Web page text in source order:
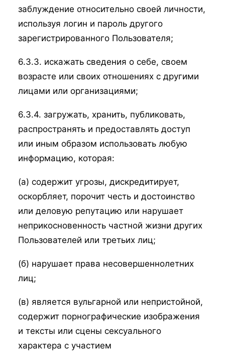
заблуждение относительно своей личности,
используя логин и пароль другого
зарегистрированного Пользователя;
6.3.3. искажать сведения о себе, своем
возрасте или своих отношениях с другими
лицами или организациями;
6.3.4. загружать, хранить, публиковать,
распространять и предоставлять доступ
или иным образом использовать любую
информацию, которая:
(а) содержит угрозы, дискредитирует,
оскорбляет, порочит честь и достоинство
или деловую репутацию или нарушает
неприкосновенность частной жизни других
Пользователей или третьих лиц;
(б) нарушает права несовершеннолетних
лиц;
(в) является вульгарной или непристойной,
содержит порнографические изображения
и тексты или сцены сексуального
характера с участием